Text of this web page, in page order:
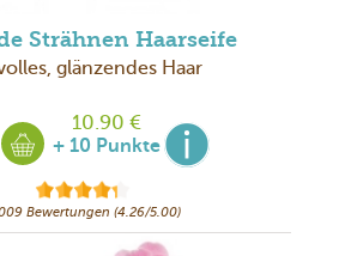
Strähnen Haarseife
glänzendes Haar
10.90 €
+ 10 Punkte
Bewertungen (4.26/5.00)